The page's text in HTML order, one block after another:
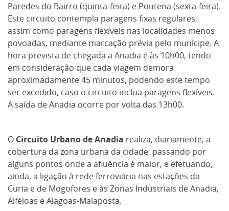
Paredes do Bairro (quinta-feira) e Poutena (sexta-feira).
Este circuito contempla paragens fixas regulares,
assim como paragens flexíveis nas localidades menos
povoadas, mediante marcação prévia pelo munícipe. A
hora prevista de chegada a Anadia é às 10h00, tendo
em consideração que cada viagem demora
aproximadamente 45 minutos, podendo este tempo
ser excedido, caso o circuito inclua paragens flexíveis.
A saída de Anadia ocorre por volta das 13h00.
O Circuito Urbano de Anadia realiza, diariamente, a
cobertura da zona urbana da cidade, passando por
alguns pontos onde a afluência é maior, e efetuando,
ainda, a ligação à rede ferroviária nas estações da
Curia e de Mogofores e às Zonas Industriais de Anadia,
Alféloas e Alagoas-Malaposta.